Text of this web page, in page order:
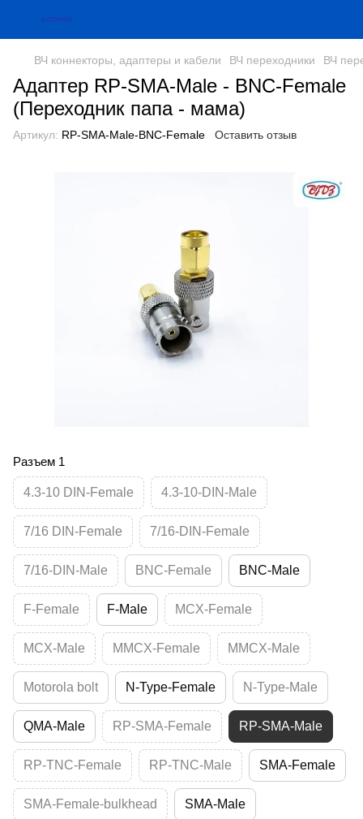
ВЧ коннекторы, адаптеры и кабели ВЧ переходники ВЧ
Адаптер RP-SMA-Male - BNC-Female
(Переходник папа - мама)
Артикул: RP-SMA-Male-BNC-Female Оставить отзыв
Разъем 1
4.3-10 DIN-Female 4.3-10-DIN-Male
7/16 DIN-Female 7/16-DIN-Female
7/16-DIN-Male BNC-Female BNC-Male
F-Female F-Male MCX-Female
MCX-Male MMCX-Female MMCX-Male
Motorola bolt N-Type-Female N-Type-Male
QMA-Male RP-SMA-Female RP-SMA-Male
RP-TNC-Female RP-TNC-Male SMA-Female
SMA-Female-bulkhead SMA-Male